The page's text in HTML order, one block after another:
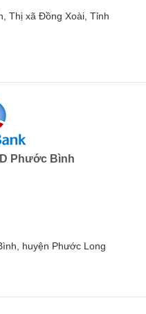
Thị xã Đồng Xoài, Tỉnh
Phước Bình
huyện Phước Long